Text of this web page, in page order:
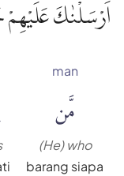
اَرْسَلْنٰكَ عَلَيْهِمْ
man
مَّن
(He) who
barang siapa